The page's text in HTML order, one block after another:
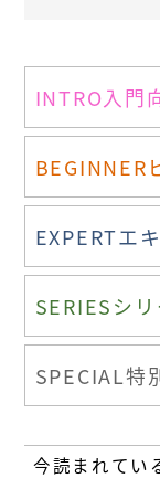
INTRO入門
BEGINNER
EXPERTエ
SERIESシ
SPECIAL特
今読まれてい